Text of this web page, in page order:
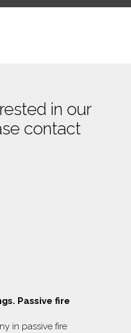
in our
contact
Passive fire
in passive fire